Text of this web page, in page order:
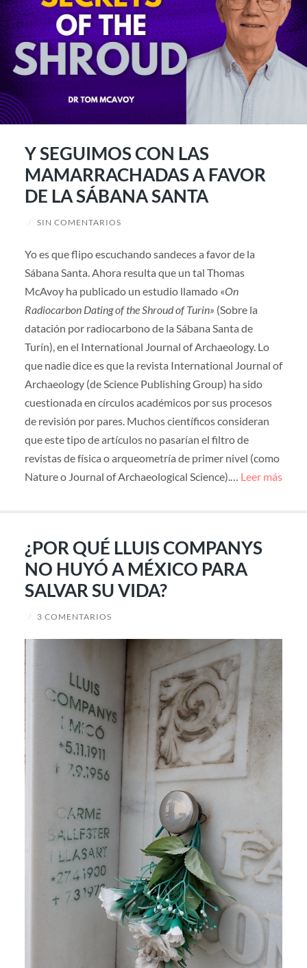
Y SEGUIMOS CON LAS
MAMARRACHADAS A FAVOR
DE LA SÁBANA SANTA
/ SIN COMENTARIOS
Yo es que flipo escuchando sandeces a favor de la
Sábana Santa. Ahora resulta que un tal Thomas
McAvoy ha publicado un estudio llamado «On
Radiocarbon Dating of the Shroud of Turin» (Sobre la
datación por radiocarbono de la Sábana Santa de
Turín), en el International Journal of Archaeology. Lo
que nadie dice es que la revista International Journal of
Archaeology (de Science Publishing Group) ha sido
cuestionada en círculos académicos por sus procesos
de revisión por pares. Muchos científicos consideran
que este tipo de artículos no pasarían el filtro de
revistas de física o arqueometría de primer nivel (como
Nature o Journal of Archaeological Science).… Leer más
¿POR QUÉ LLUIS COMPANYS
NO HUYÓ A MÉXICO PARA
SALVAR SU VIDA?
/ 3 COMENTARIOS